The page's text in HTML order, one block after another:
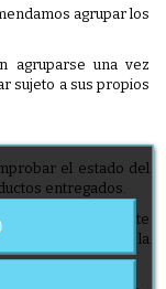
agrupar los
agruparse una vez
sujeto a sus propios
el estado del
entregados.
que falte, el cliente
antes posible en la